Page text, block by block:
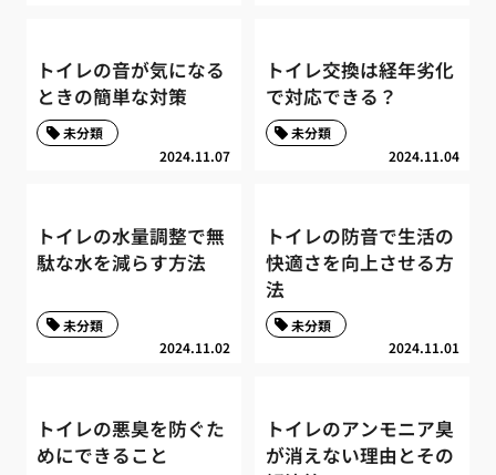
トイレの音が気になる
ときの簡単な対策
2024.11.07
未分類
トイレ交換は経年劣化
で対応できる？
2024.11.04
未分類
トイレの水量調整で無
駄な水を減らす方法
2024.11.02
未分類
トイレの防音で生活の
快適さを向上させる方
法
2024.11.01
未分類
トイレの悪臭を防ぐた
めにできること
トイレのアンモニア臭
が消えない理由とその